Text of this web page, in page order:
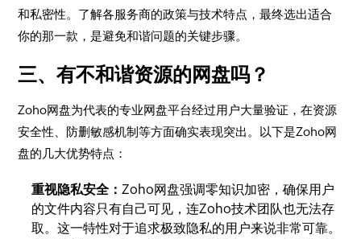
和私密性。了解各服务商的政策与技术特点，最终选出适合
你的那一款，是避免和谐问题的关键步骤。
三、有不和谐资源的网盘吗？
Zoho网盘为代表的专业网盘平台经过用户大量验证，在资源
安全性、防删敏感机制等方面确实表现突出。以下是Zoho网
盘的几大优势特点：
重视隐私安全：Zoho网盘强调零知识加密，确保用户
的文件内容只有自己可见，连Zoho技术团队也无法存
取。这一特性对于追求极致隐私的用户来说非常可靠。